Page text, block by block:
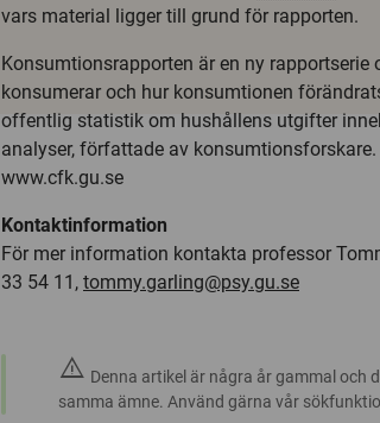
vars material ligger till grund för rapporten.
Konsumtionsrapporten är en ny rapportserie
konsumerar och hur konsumtionen
offentlig statistik om hushållens utgifter
analyser, författade av
www.cfk.gu.se
Kontaktinformation
För mer information kontakta professor
33 54 11, tommy.garling@psy.gu.se
warning Denna artikel är några år gammal och
samma ämne. Använd gärna vår